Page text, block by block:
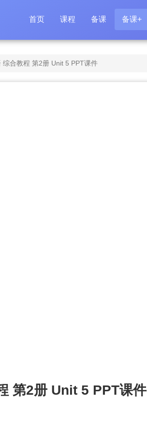
首页 课程 备课 备课+
综合教程 第2册 Unit 5 PPT课件
第2册 Unit 5 PPT课件